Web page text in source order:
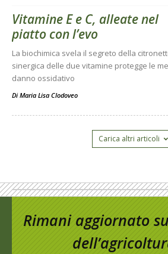
Vitamine E e C, alleate nel
piatto con l’evo
La biochimica svela il segreto della
sinergica delle due vitamine protegge le
danno ossidativo
Di Maria Lisa Clodoveo
Carica altri articoli
Rimani aggiornato